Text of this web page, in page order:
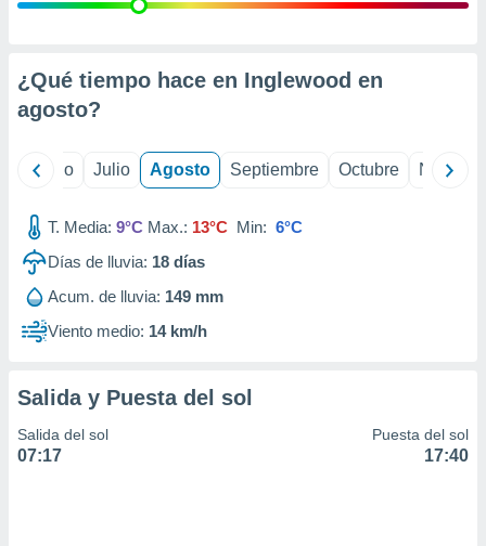
e
mediante
de
1199
¿Qué tiempo hace en Inglewood en
agosto?
Junio Julio Agosto Septiembre Octubre
T. Media: 9°C Max.: 13°C Min: 6°C
Días de lluvia: 18 días
Acum. de lluvia: 149 mm
Viento medio: 14 km/h
Salida y Puesta del sol
Salida del sol
07:17
Puesta del sol
17:40